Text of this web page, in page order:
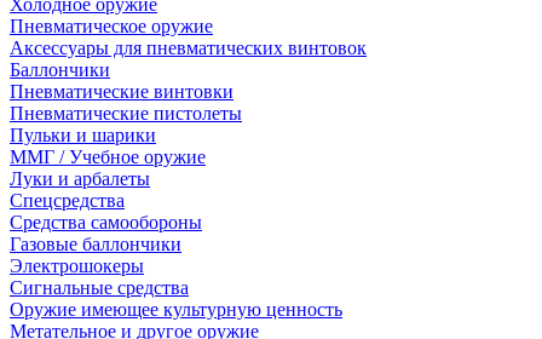
Холодное оружие
Пневматическое оружие
Аксессуары для пневматических винтовок
Баллончики
Пневматические винтовки
Пневматические пистолеты
Пульки и шарики
ММГ / Учебное оружие
Луки и арбалеты
Спецсредства
Средства самообороны
Газовые баллончики
Электрошокеры
Сигнальные средства
Оружие имеющее культурную ценность
Метательное и другое оружие